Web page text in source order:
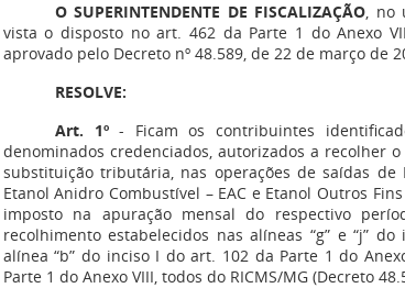
O SUPERINTENDENTE DE FISCALIZAÇÃO, no
vista o disposto no art. 462 da Parte 1 do Anexo
aprovado pelo Decreto nº 48.589, de 22 de março de
RESOLVE:
Art. 1º- Ficam os contribuintes
denominados credenciados, autorizados a recolher
substituição tributária, nas operações de saídas de
Etanol Anidro Combustível – EAC e Etanol Outros
imposto na apuração mensal do respectivo
recolhimento estabelecidos nas alíneas “g” e “j”
alínea “b” do inciso I do art. 102 da Parte 1 do
Parte 1 do Anexo VIII, todos do RICMS/MG (Decreto